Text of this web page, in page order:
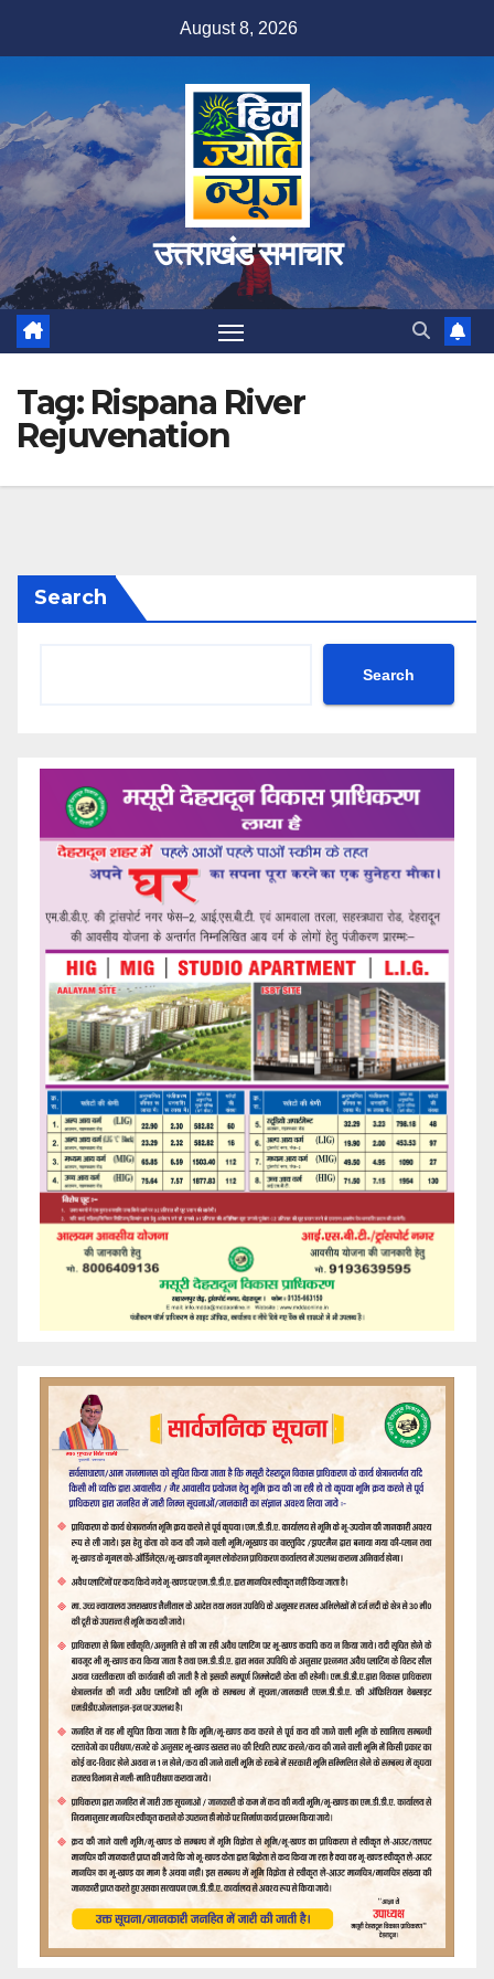
August 8, 2026
उत्तराखंड समाचार
Tag: Rispana River
Rejuvenation
Search
Search